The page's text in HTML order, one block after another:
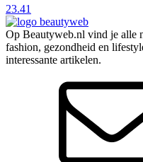
23.41
Op Beautyweb.nl vind je alle
fashion, gezondheid en
interessante artikelen.